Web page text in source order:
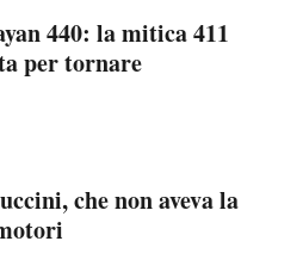
440: la mitica 411
per tornare
che non aveva la